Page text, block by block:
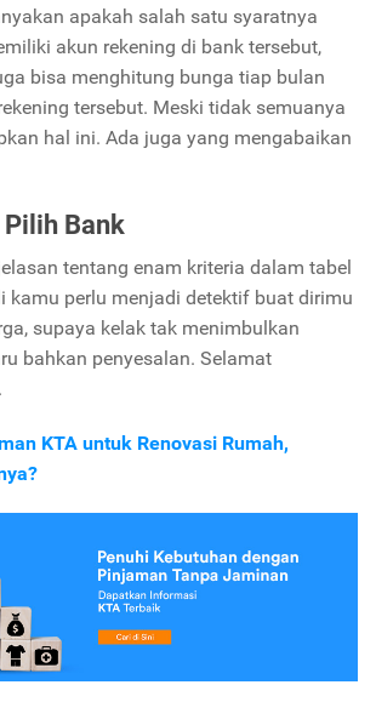
apakah salah satu syaratnya
akun rekening di bank tersebut,
bisa menghitung bunga tiap bulan
tersebut. Meski tidak semuanya
hal ini. Ada juga yang mengabaikan
Bank
tentang enam kriteria dalam tabel
kamu perlu menjadi detektif buat dirimu
supaya kelak tak menimbulkan
bahkan penyesalan. Selamat
KTA untuk Renovasi Rumah,